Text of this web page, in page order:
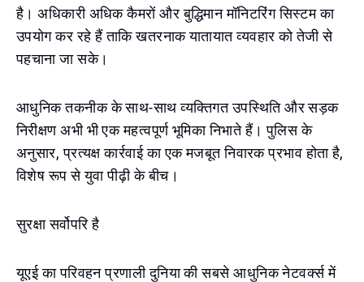
है। अधिकारी अधिक कैमरों और बुद्धिमान मॉनिटरिंग सिस्टम का
उपयोग कर रहे हैं ताकि खतरनाक यातायात व्यवहार को तेजी से
पहचाना जा सके।
आधुनिक तकनीक के साथ-साथ व्यक्तिगत उपस्थिति और सड़क
निरीक्षण अभी भी एक महत्वपूर्ण भूमिका निभाते हैं। पुलिस के
अनुसार, प्रत्यक्ष कार्रवाई का एक मजबूत निवारक प्रभाव होता है,
विशेष रूप से युवा पीढ़ी के बीच।
सुरक्षा सर्वोपरि है
यूएई का परिवहन प्रणाली दुनिया की सबसे आधुनिक नेटवर्क्स में